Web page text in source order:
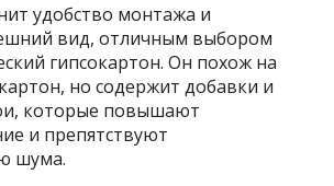
удобство монтажа и
вид, отличным выбором
гипсокартон. Он похож на
но содержит добавки и
которые повышают
и препятствуют
шума.